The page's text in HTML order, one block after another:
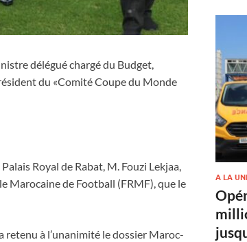
délégué chargé du Budget,
du «Comité Coupe du Monde
Royal de Rabat, M. Fouzi Lekjaa,
Marocaine de Football (FRMF), que le
à l’unanimité le dossier Maroc-
A LA